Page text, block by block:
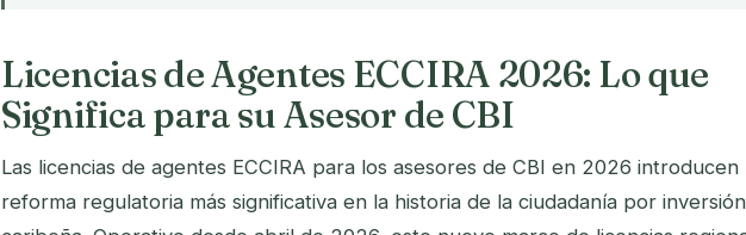
Licencias de Agentes ECCIRA 2026: Lo que
Significa para su Asesor de CBI
Las licencias de agentes ECCIRA para los asesores de CBI en 2026 introducen
reforma regulatoria más significativa en la historia de la ciudadanía por inversión